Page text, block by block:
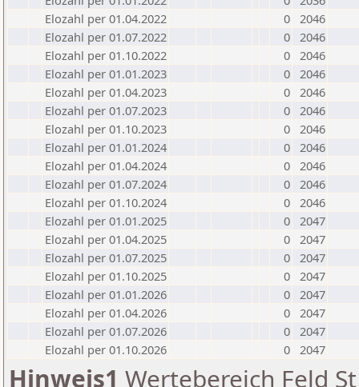
Elozahl per 01.04.2022
0 2046
Elozahl per 01.07.2022
0 2046
Elozahl per 01.10.2022
0 2046
Elozahl per 01.01.2023
0 2046
Elozahl per 01.04.2023
0 2046
Elozahl per 01.07.2023
0 2046
Elozahl per 01.10.2023
0 2046
Elozahl per 01.01.2024
0 2046
Elozahl per 01.04.2024
0 2046
Elozahl per 01.07.2024
0 2046
Elozahl per 01.10.2024
0 2046
Elozahl per 01.01.2025
0 2047
Elozahl per 01.04.2025
0 2047
Elozahl per 01.07.2025
0 2047
Elozahl per 01.10.2025
0 2047
Elozahl per 01.01.2026
0 2047
Elozahl per 01.04.2026
0 2047
Elozahl per 01.07.2026
0 2047
Elozahl per 01.10.2026
0 2047
Hinweis1 Wertebereich Feld